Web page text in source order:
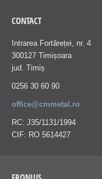
CONTACT
Intrarea Fortăreței, nr. 4
300127 Timișoara
jud. Timiș
0256 30 60 90
office@cmmetal.ro
RC: J35/1131/1994
CIF: RO 5614427